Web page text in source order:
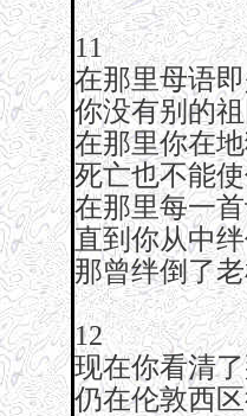
11
在那里母语
你没有别的
在那里你在
死亡也不能
在那里每一
直到你从中
那曾绊倒了
12
现在你看清
仍在伦敦西